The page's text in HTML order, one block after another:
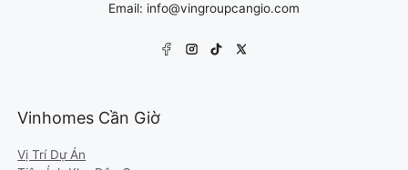
Email: info@vingroupcangio.com
Vinhomes Cần Giờ
Vị Trí Dự Án